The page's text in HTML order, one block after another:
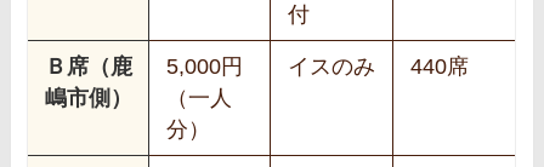
付
Ｂ席（鹿
嶋市側）
5,000円
（一人
分）
イスのみ 440席